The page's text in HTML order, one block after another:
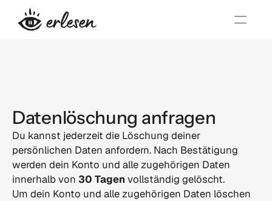
Datenlöschung anfragen
Du kannst jederzeit die Löschung deiner
persönlichen Daten anfordern. Nach Bestätigung
werden dein Konto und alle zugehörigen Daten
innerhalb von 30 Tagen vollständig gelöscht.
Um dein Konto und alle zugehörigen Daten löschen